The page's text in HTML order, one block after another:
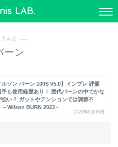
LAB.
―
ーン
ルソン バーン 100S V5.0】インプレ 評価
手も使用経歴あり！ 歴代バーンの中でかな
強い？ ガットやテンションでは調節不
– Wilson BURN 2023 -
2023年8月16日